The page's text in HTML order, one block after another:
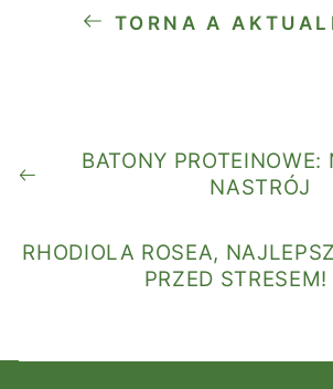
TORNA A
BATONY PROTEINOWE:
NASTRÓJ
RHODIOLA ROSEA,
PRZED STRESEM!